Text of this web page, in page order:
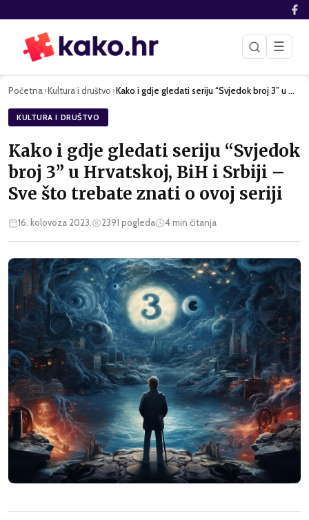
☰
Početna›Kultura i društvo › Kako i gdje gledati seriju “Svjedok broj 3” u Hrvatskoj, BiH…
KULTURA I DRUŠTVO
Kako i gdje gledati seriju “Svjedok
broj 3” u Hrvatskoj, BiH i Srbiji –
Sve što trebate znati o ovoj seriji
16. kolovoza 2023. 2391 pogleda 4min čitanja